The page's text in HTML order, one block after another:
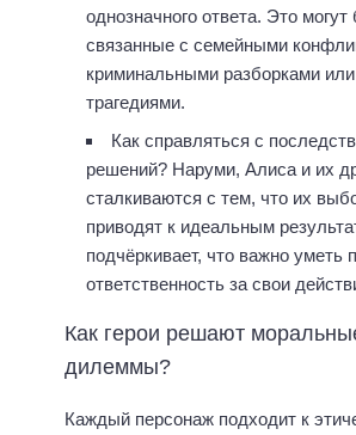
однозначного ответа. Это
связанные с семейными
криминальными разборками
трагедиями.
Как справляться с
решений? Наруми, Алиса и их
сталкиваются с тем, что их
приводят к идеальным
подчёркивает, что важно уметь
ответственность за свои
Как герои решают
дилеммы?
Каждый персонаж подходит к